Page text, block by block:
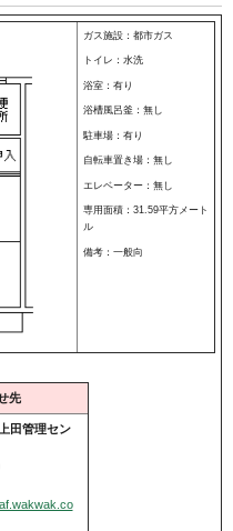
ガス施設：都市ガス
トイレ：水洗
浴室：有り
浴槽風呂釜：無し
駐車場：有り
自転車置き場：無し
エレベーター：無し
専用面積：31.59平方メート
ル
備考：一般向
先
田管理セン